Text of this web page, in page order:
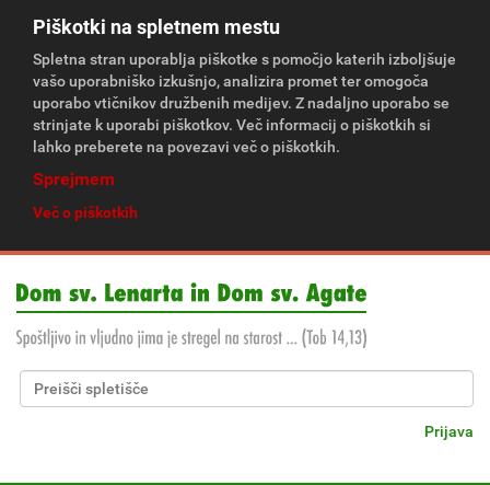
Piškotki na spletnem mestu
Spletna stran uporablja piškotke s pomočjo katerih izboljšuje
vašo uporabniško izkušnjo, analizira promet ter omogoča
uporabo vtičnikov družbenih medijev. Z nadaljno uporabo se
strinjate k uporabi piškotkov. Več informacij o piškotkih si
lahko preberete na povezavi več o piškotkih.
Sprejmem
Več o piškotkih
Išči po spletišču
Prijava